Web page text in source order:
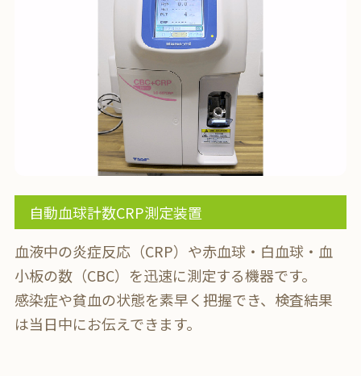
自動血球計数CRP測定装置
血液中の炎症反応（CRP）や赤血球・白血球・血
小板の数（CBC）を迅速に測定する機器です。
感染症や貧血の状態を素早く把握でき、検査結果
は当日中にお伝えできます。